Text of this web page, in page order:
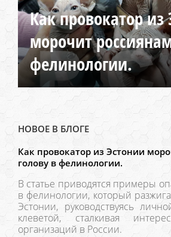
Как провокатор из
морочит
фелинологии.
НОВОЕ В БЛОГЕ
Как провокатор из Эстонии
голову в фелинологии.
В статье приводятся примеры
в фелинологии, который
Эстонии, руководствуясь
клеветой, сталкивая
организаций в России.